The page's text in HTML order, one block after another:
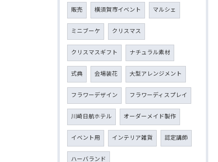
販売 横須賀市イベント マルシェ
ミニブーケ クリスマス
クリスマスギフト ナチュラル素材
式典 会場装花 大型アレンジメント
フラワーデザイン フラワーディスプレイ
川崎日航ホテル オーダーメイド製作
イベント用 インテリア雑貨 認定講師
ハーバランド